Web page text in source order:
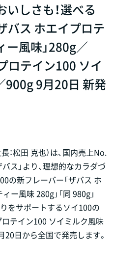
しさも！選べる
バス ホエイプロテ
風味」280g／
ロテイン100 ソイ
900g 9月20日 新発
：松田 克也）は、国内売上No.
バス」より、理想的なカラダづ
の新フレーバー「ザバス ホ
ー風味 280g」「同 980g」
をサポートするソイ100の
テイン100 ソイミルク風味
20日から全国で発売します。